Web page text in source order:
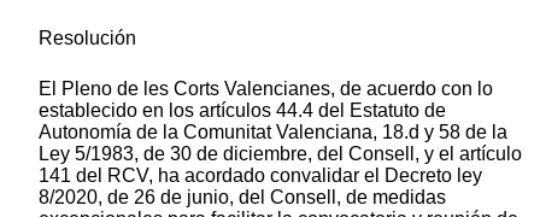
Resolución
El Pleno de les Corts Valencianes, de acuerdo con lo
establecido en los artículos 44.4 del Estatuto de
Autonomía de la Comunitat Valenciana, 18.d y 58 de la
Ley 5/1983, de 30 de diciembre, del Consell, y el artículo
141 del RCV, ha acordado convalidar el Decreto ley
8/2020, de 26 de junio, del Consell, de medidas